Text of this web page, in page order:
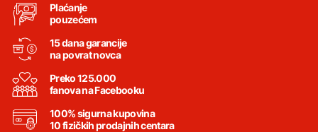
Plaćanje
pouzećem
15 dana garancije
na povrat novca
Preko 125.000
fanova na Facebooku
100% sigurna kupovina
10 fizičkih prodajnih centara